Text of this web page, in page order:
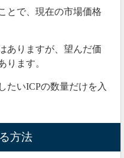
とで、現在の市場価格
ありますが、望んだ価
ります。
たいICPの数量だけを入
方法